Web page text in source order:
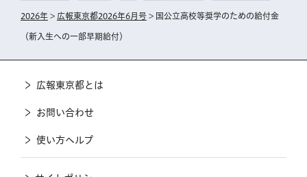
2026年 > 広報東京都2026年6月号 > 国公立高校等奨学のための給付金
（新入生への一部早期給付）
広報東京都とは
お問い合わせ
使い方ヘルプ